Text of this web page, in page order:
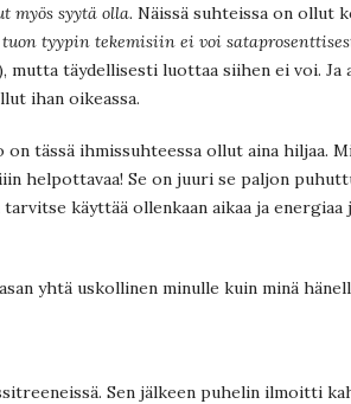
myös syytä olla. Näissä suhteissa on ollut
tuon tyypin tekemisiin ei voi
mutta täydellisesti luottaa siihen ei voi.
ihan oikeassa.
on tässä ihmissuhteessa ollut aina hiljaa.
helpottavaa! Se on juuri se paljon
käyttää ollenkaan aikaa ja
yhtä uskollinen minulle kuin minä
Sen jälkeen puhelin ilmoitti